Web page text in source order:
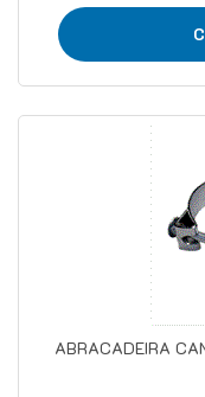
ABRACADEIRA